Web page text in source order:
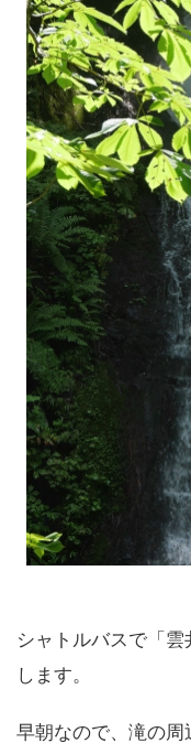
シャトルバスで「
します。
早朝なので、滝の